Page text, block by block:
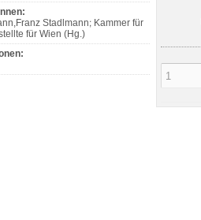
Stadlmann; Kammer für
für Wien (Hg.)